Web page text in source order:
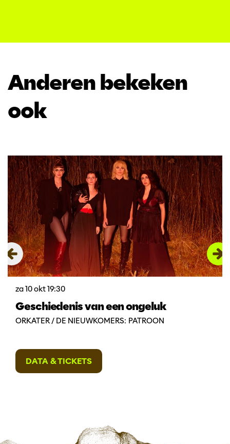
Anderen bekeken
ook
Geschiedenis van een ongeluk
ORKATER / DE NIEUWKOMERS: PATROON
za 10 okt19:30
DATA & TICKETS